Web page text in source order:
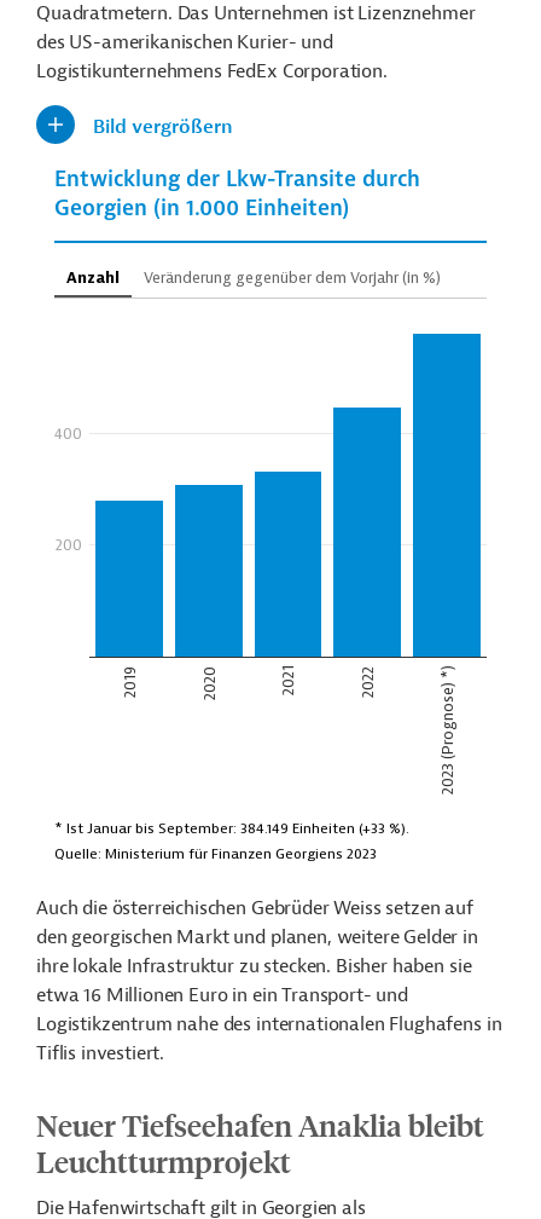
Quadratmetern. Das Unternehmen ist Lizenznehmer
des US-amerikanischen Kurier- und
Logistikunternehmens FedEx Corporation.
Bild vergrößern
Auch die österreichischen Gebrüder Weiss setzen auf
den georgischen Markt und planen, weitere Gelder in
ihre lokale Infrastruktur zu stecken. Bisher haben sie
etwa 16 Millionen Euro in ein Transport- und
Logistikzentrum nahe des internationalen Flughafens in
Tiflis investiert.
Neuer Tiefseehafen Anaklia bleibt
Leuchtturmprojekt
Die Hafenwirtschaft gilt in Georgien als